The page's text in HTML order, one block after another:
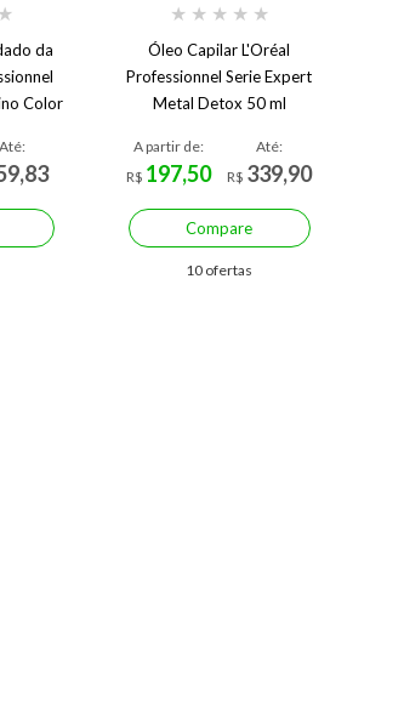
★
da
Color
Até:
★ ★ ★ ★ ★
Óleo Capilar L'Oréal
Professionnel Serie Expert
Metal Detox 50 ml
A partir de:
R$ 197,50
Até:
R$ 339,90
Compare
10 ofertas